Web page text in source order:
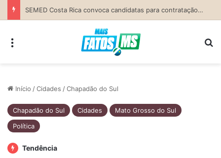
Previsão do Tempo para Costa Rica nesta quinta-feira (6)
Início /Cidades /Chapadão do Sul
Chapadão do Sul Cidades
Mato Grosso do Sul
Política
Tendência